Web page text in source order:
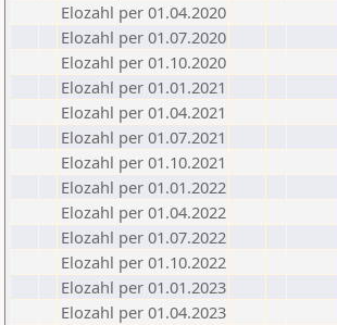
Elozahl per 01.04.2020
Elozahl per 01.07.2020
Elozahl per 01.10.2020
Elozahl per 01.01.2021
Elozahl per 01.04.2021
Elozahl per 01.07.2021
Elozahl per 01.10.2021
Elozahl per 01.01.2022
Elozahl per 01.04.2022
Elozahl per 01.07.2022
Elozahl per 01.10.2022
Elozahl per 01.01.2023
Elozahl per 01.04.2023